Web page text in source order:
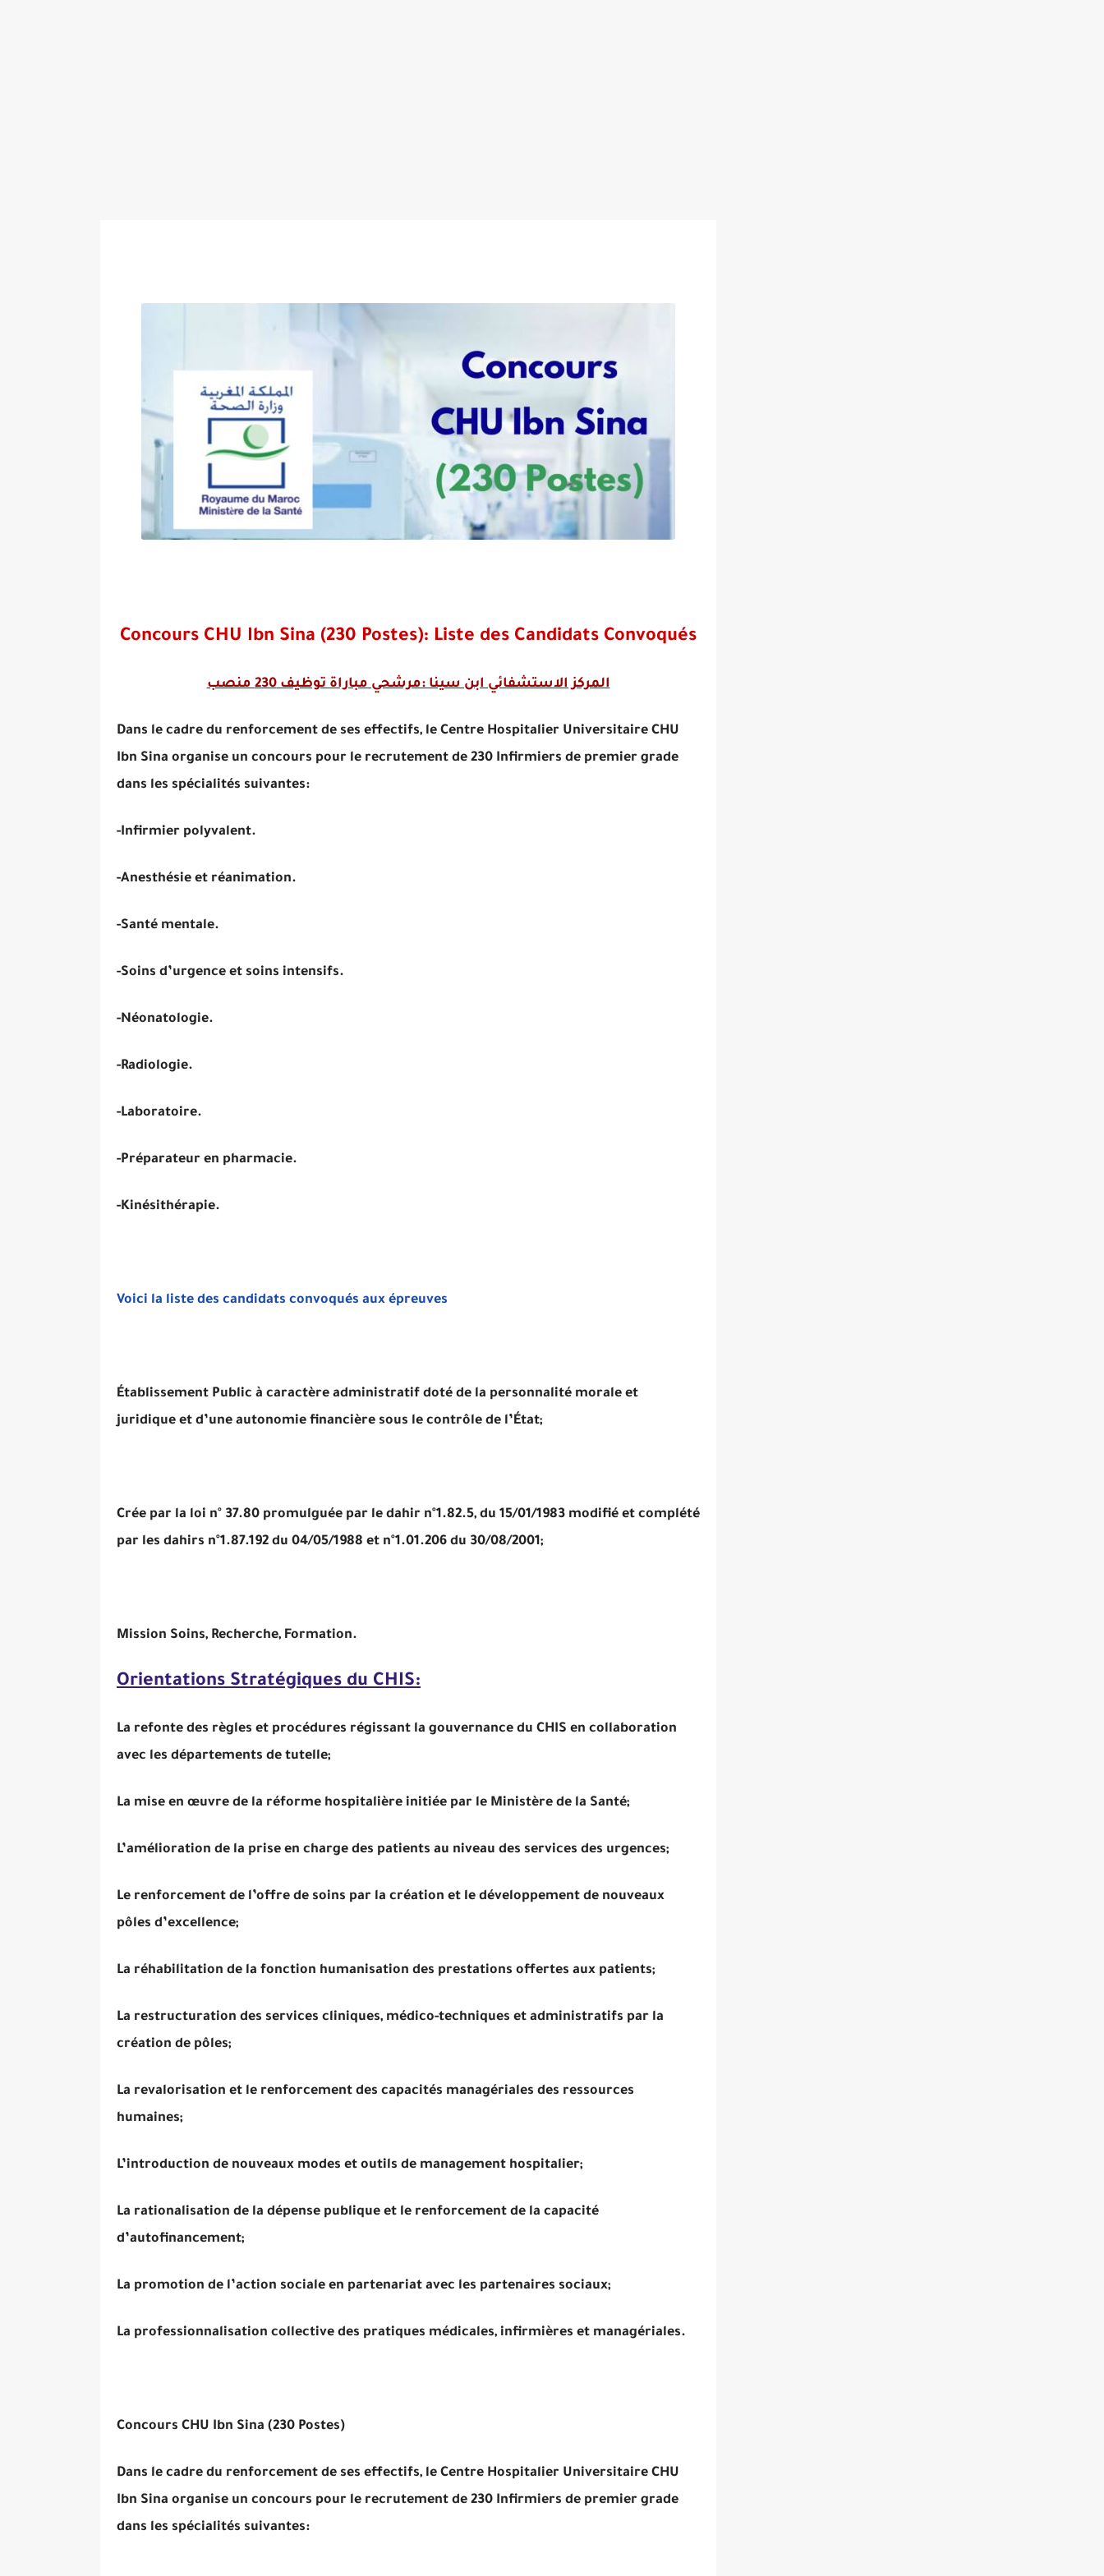
Concours CHU Ibn Sina (230 Postes): Liste des Candidats Convoqués
المركز الاستشفائي ابن سينا :مرشحي مباراة توظيف 230 منصب
Dans le cadre du renforcement de ses effectifs, le Centre Hospitalier Universitaire CHU
Ibn Sina organise un concours pour le recrutement de 230 Infirmiers de premier grade
dans les spécialités suivantes:
-Infirmier polyvalent.
-Anesthésie et réanimation.
-Santé mentale.
-Soins d’urgence et soins intensifs.
-Néonatologie.
-Radiologie.
-Laboratoire.
-Préparateur en pharmacie.
-Kinésithérapie.
Voici la liste des candidats convoqués aux épreuves
Établissement Public à caractère administratif doté de la personnalité morale et
juridique et d’une autonomie financière sous le contrôle de l’État;
Crée par la loi n° 37.80 promulguée par le dahir n°1.82.5, du 15/01/1983 modifié et complété
par les dahirs n°1.87.192 du 04/05/1988 et n°1.01.206 du 30/08/2001;
Mission Soins, Recherche, Formation.
Orientations Stratégiques du CHIS:
La refonte des règles et procédures régissant la gouvernance du CHIS en collaboration
avec les départements de tutelle;
La mise en œuvre de la réforme hospitalière initiée par le Ministère de la Santé;
L’amélioration de la prise en charge des patients au niveau des services des urgences;
Le renforcement de l’offre de soins par la création et le développement de nouveaux
pôles d’excellence;
La réhabilitation de la fonction humanisation des prestations offertes aux patients;
La restructuration des services cliniques, médico-techniques et administratifs par la
création de pôles;
La revalorisation et le renforcement des capacités managériales des ressources
humaines;
L’introduction de nouveaux modes et outils de management hospitalier;
La rationalisation de la dépense publique et le renforcement de la capacité
d’autofinancement;
La promotion de l’action sociale en partenariat avec les partenaires sociaux;
La professionnalisation collective des pratiques médicales, infirmières et managériales.
Concours CHU Ibn Sina (230 Postes)
Dans le cadre du renforcement de ses effectifs, le Centre Hospitalier Universitaire CHU
Ibn Sina organise un concours pour le recrutement de 230 Infirmiers de premier grade
dans les spécialités suivantes: